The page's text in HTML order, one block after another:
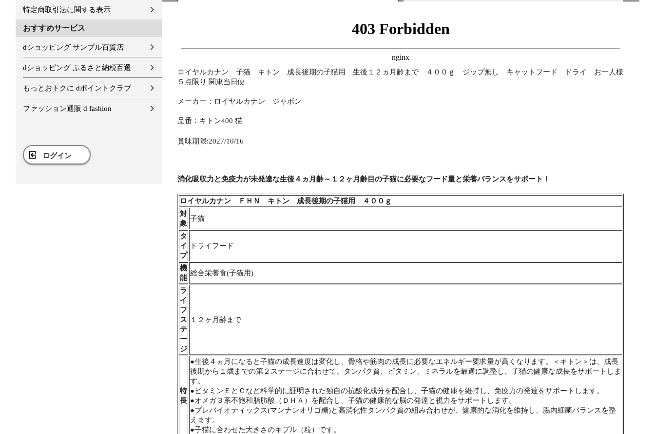
特定商取引法に関する表示
おすすめサービス
dショッピング サンプル百貨店
dショッピング ふるさと納税百選
もっとおトクに dポイントクラブ
ファッション通販 d fashion
ログイン
ロイヤルカナン 子猫 キトン 成長後期の子猫用 生後１２ヵ月齢まで ４００ｇ ジップ無し キャットフード ドライ お一人様
５点限り 関東当日便
メーカー：ロイヤルカナン ジャポン
品番：キトン400 猫
賞味期限:2027/10/16
消化吸収力と免疫力が未発達な生後４ヵ月齢～１２ヶ月齢目の子猫に必要なフード量と栄養バランスをサポート！
ロイヤルカナン ＦＨＮ キトン 成長後期の子猫用 ４００ｇ
対
象
子猫
タ
イ
プ
ドライフード
機
能
総合栄養食(子猫用)
ラ
イ
フ
ス
テ
ー
ジ
１２ヶ月齢まで
特
長
●生後４ヵ月になると子猫の成長速度は変化し、骨格や筋肉の成長に必要なエネルギー要求量が高くなります。＜キトン＞は、成長
後期から１歳までの第２ステージに合わせて、タンパク質、ビタミン、ミネラルを最適に調整し、子猫の健康な成長をサポートしま
す。
●ビタミンＥとＣなど科学的に証明された独自の抗酸化成分を配合し、子猫の健康を維持し、免疫力の発達をサポートします。
●オメガ３系不飽和脂肪酸（ＤＨＡ）を配合し、子猫の健康的な脳の発達と視力をサポートします。
●プレバイオティックス(マンナンオリゴ糖)と高消化性タンパク質の組み合わせが、健康的な消化を維持し、腸内細菌バランスを整
えます。
●子猫に合わせた大きさのキブル（粒）です。